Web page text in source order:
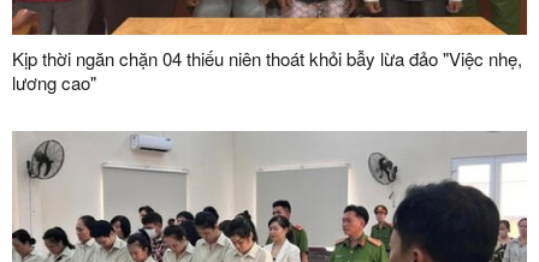
Kịp thời ngăn chặn 04 thiếu niên thoát khỏi bẫy lừa đảo "Việc nhẹ,
lương cao"